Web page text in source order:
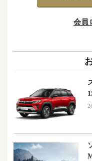
会員